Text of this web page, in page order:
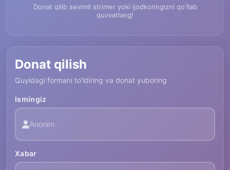
Donat qilib sevimli strimer yoki ijodkoringizni qo'llab
quvvatlang!
Donat qilish
Quyidagi formani to'ldiring va donat yuboring
Ismingiz
Xabar